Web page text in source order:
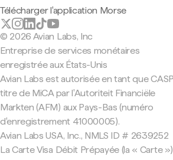
Télécharger l'application Morse
© 2026 Avian Labs, Inc
Entreprise de services monétaires
enregistrée aux États-Unis
Avian Labs est autorisée en tant que
titre de MiCA par l'Autoriteit Financiële
Markten (AFM) aux Pays-Bas (numéro
d'enregistrement 41000005).
Avian Labs USA, Inc., NMLS ID # 2639252
La Carte Visa Débit Prépayée (la « Carte